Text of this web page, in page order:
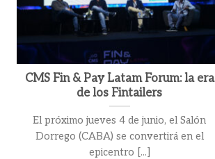
CMS Fin & Pay Latam Forum: la era
de los Fintailers
El próximo jueves 4 de junio, el Salón
Dorrego (CABA) se convertirá en el
epicentro [...]